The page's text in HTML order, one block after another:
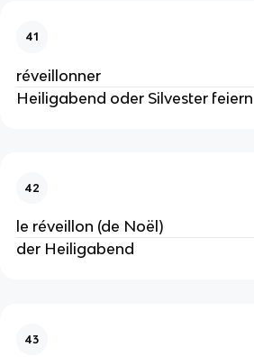
41
réveillonner
Heiligabend oder Silvester feiern
42
le réveillon (de Noël)
der Heiligabend
43